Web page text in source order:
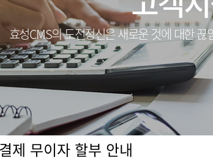
효성CMS의 도전정신은 새로운 것에 대한
제 무이자 할부 안내